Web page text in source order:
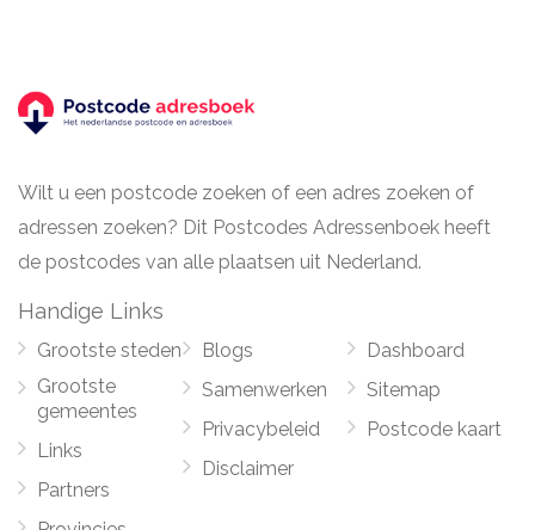
Wilt u een postcode zoeken of een adres zoeken of
adressen zoeken? Dit Postcodes Adressenboek heeft
de postcodes van alle plaatsen uit Nederland.
Handige Links
Grootste steden
Grootste
gemeentes
Links
Partners
Blogs
Samenwerken
Privacybeleid
Disclaimer
Dashboard
Sitemap
Postcode kaart